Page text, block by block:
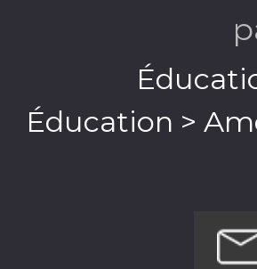
Éducation >
Enfants et famille